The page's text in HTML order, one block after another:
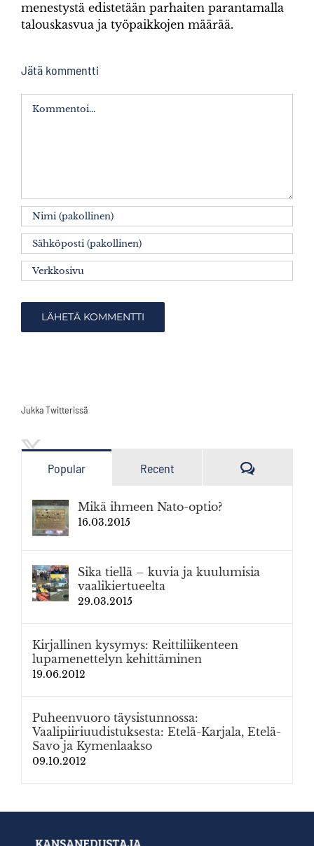
menestystä edistetään parhaiten parantamalla
talouskasvua ja työpaikkojen määrää.
Jätä kommentti
Kommentti
Jukka Twitterissä
Popular Recent Kommenttia
Mikä ihmeen Nato-optio?
16.03.2015
Sika tiellä – kuvia ja kuulumisia
vaalikiertueelta
29.03.2015
Kirjallinen kysymys: Reittiliikenteen
lupamenettelyn kehittäminen
19.06.2012
Puheenvuoro täysistunnossa:
Vaalipiiriuudistuksesta: Etelä-Karjala, Etelä-
Savo ja Kymenlaakso
09.10.2012